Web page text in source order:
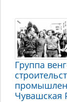
Группа
Чувашская